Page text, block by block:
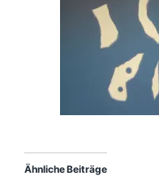
Ähnliche Beiträge